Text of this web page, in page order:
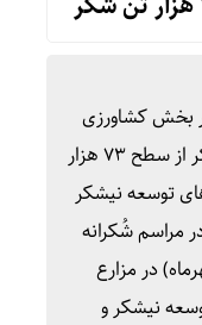
بخش کشاورزی
کشور با شروع برداشت محصول نیشکر از سطح ۷۳ هزار
توسعه نیشکر
مراسم شُکرانه
که امروز جمعه (۲۰ مهرماه) در مزارع
نیشکر و